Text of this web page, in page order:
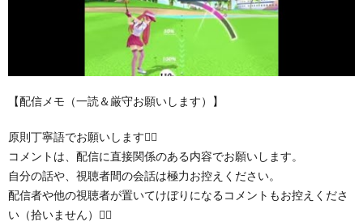
【配信メモ（一読＆厳守お願いします）】
原則丁寧語でお願いします🙇‍♂️
コメントは、配信に直接関係のある内容でお願いします。
自分の話や、視聴者間の会話は極力お控えください。
配信者や他の視聴者が置いてけぼりになるコメントもお控えくださ
い（拾いません）🙇‍♂️